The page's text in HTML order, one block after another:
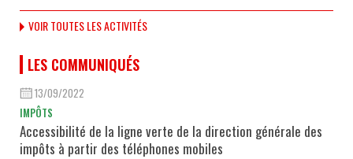
VOIR TOUTES LES ACTIVITÉS
LES COMMUNIQUÉS
13/09/2022
IMPÔTS
Accessibilité de la ligne verte de la direction générale des
impôts à partir des téléphones mobiles